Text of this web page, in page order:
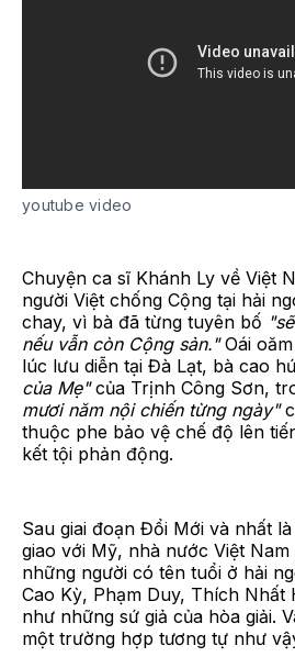
youtube video
Chuyện ca sĩ Khánh Ly về Việt
người Việt chống Cộng tại hải
chay, vì bà đã từng tuyên bố
nếu vẫn còn Cộng sản."Oái
lúc lưu diễn tại Đà Lạt, bà cao
của Mẹ"của Trịnh Công Sơn,
mươi năm nội chiến từng ngày"
thuộc phe bảo vệ chế độ lên
kết tội phản động.
Sau giai đoạn Đổi Mới và nhất
giao với Mỹ, nhà nước Việt
những người có tên tuổi ở hải
Cao Kỳ, Phạm Duy, Thích Nhất
như những sứ giả của hòa giải.
một trường hợp tương tự như